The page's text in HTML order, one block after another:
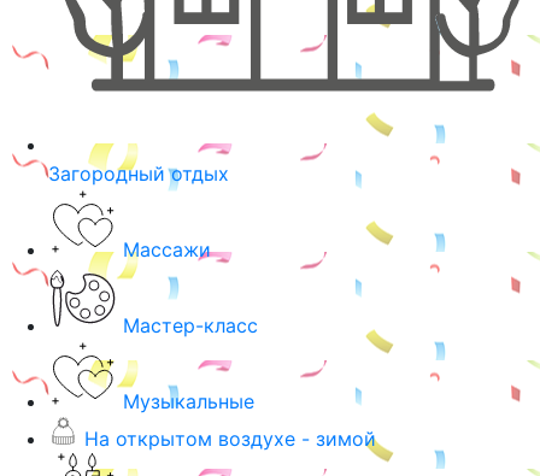
Загородный отдых
Массажи
Мастер-класс
Музыкальные
На открытом воздухе - зимой